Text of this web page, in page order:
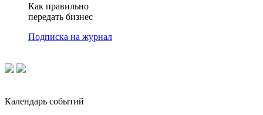
Как правильно
передать бизнес
Подписка на журнал
Календарь событий